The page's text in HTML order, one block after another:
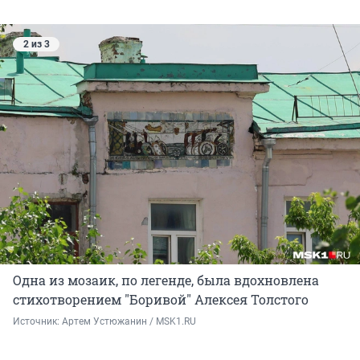
2 из 3
Одна из мозаик, по легенде, была вдохновлена
стихотворением "Боривой" Алексея Толстого
Источник: Артем Устюжанин / MSK1.RU